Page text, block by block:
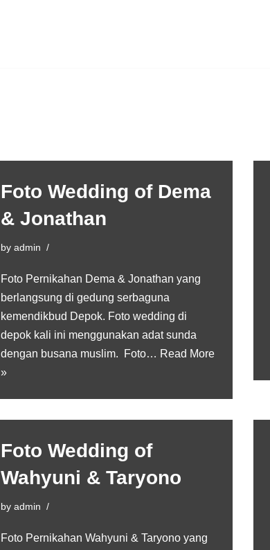
Foto Wedding of Dema
& Jonathan
by admin
Foto Pernikahan Dema & Jonathan yang
berlangsung di gedung serbaguna
kemendikbud Depok. Foto wedding di
depok kali ini menggunakan adat sunda
dengan busana muslim. Foto… Read More
»
Foto Wedding of
Wahyuni & Taryono
by admin
Foto Pernikahan Wahyuni & Taryono yang